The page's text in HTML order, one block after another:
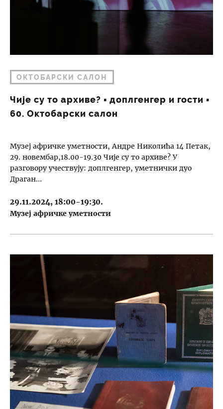
ОКТОБАРСКИ САЛОН
Чије су то архиве? ▪︎ доплгенгер и гости ▪︎
60. Октобарски салон
Музеј афричке уметности, Андре Николића 14 Петак,
29. новембар,18.00-19.30 Чије су то архиве? У
разговору учествују: доплгенгер, уметнички дуо
Драган…
29.11.2024, 18:00-19:30.
Музеј афричке уметности